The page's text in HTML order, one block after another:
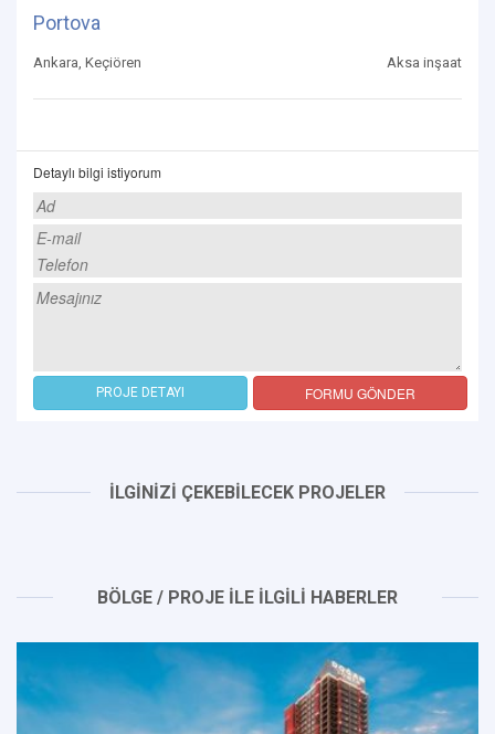
Portova
Ankara, Keçiören Aksa inşaat
Detaylı bilgi istiyorum
PROJE DETAYI FORMU GÖNDER
İLGİNİZİ ÇEKEBİLECEK PROJELER
BÖLGE / PROJE İLE İLGİLİ HABERLER